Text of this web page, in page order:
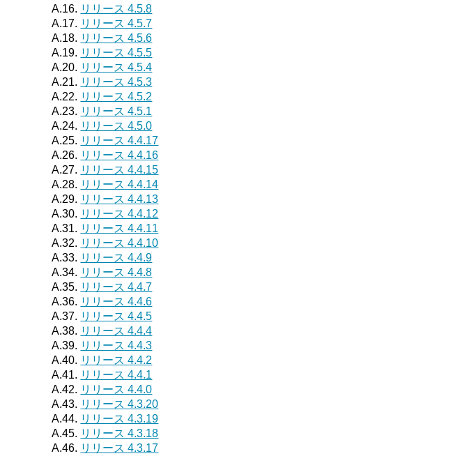
A.16. リリース 4.5.8
A.17. リリース 4.5.7
A.18. リリース 4.5.6
A.19. リリース 4.5.5
A.20. リリース 4.5.4
A.21. リリース 4.5.3
A.22. リリース 4.5.2
A.23. リリース 4.5.1
A.24. リリース 4.5.0
A.25. リリース 4.4.17
A.26. リリース 4.4.16
A.27. リリース 4.4.15
A.28. リリース 4.4.14
A.29. リリース 4.4.13
A.30. リリース 4.4.12
A.31. リリース 4.4.11
A.32. リリース 4.4.10
A.33. リリース 4.4.9
A.34. リリース 4.4.8
A.35. リリース 4.4.7
A.36. リリース 4.4.6
A.37. リリース 4.4.5
A.38. リリース 4.4.4
A.39. リリース 4.4.3
A.40. リリース 4.4.2
A.41. リリース 4.4.1
A.42. リリース 4.4.0
A.43. リリース 4.3.20
A.44. リリース 4.3.19
A.45. リリース 4.3.18
A.46. リリース 4.3.17